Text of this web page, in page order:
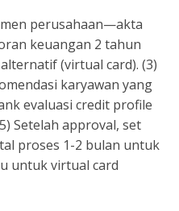
perusahaan—akta
keuangan 2 tahun
(virtual card). (3)
karyawan yang
evaluasi credit profile
Setelah approval, set
proses 1-2 bulan untuk
untuk virtual card